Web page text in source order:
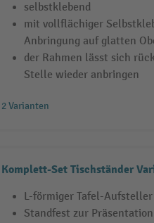
selbstklebend
mit vollflächiger
Anbringung auf glatten
der Rahmen lässt sich
Stelle wieder anbringen
2 Varianten
Komplett-Set Tischständer
L-förmiger Tafel-
Standfest zur